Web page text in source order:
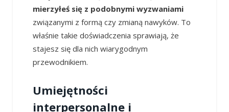
mierzyłeś się z podobnymi wyzwaniami
związanymi z formą czy zmianą nawyków. To
właśnie takie doświadczenia sprawiają, że
stajesz się dla nich wiarygodnym
przewodnikiem.
Umiejętności
interpersonalne i